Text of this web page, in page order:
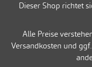
Dieser Shop richtet
Alle Preise
Versandkosten und